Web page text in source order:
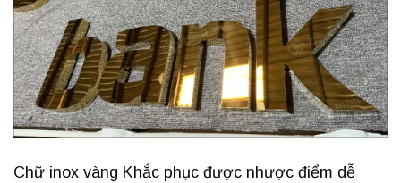
Chữ inox vàng Khắc phục được nhược điểm dễ